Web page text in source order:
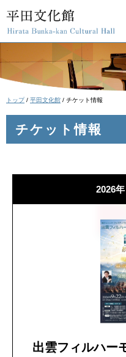
現
置：
トップ/ 平田文化館 / チケット情報
チケット情報
2026年
出雲フィルハ